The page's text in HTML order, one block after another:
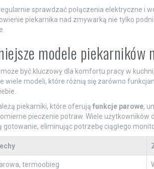
sprawdzać połączenia elektryczne i
piekarnika nad zmywarką nie tylko
modele piekarników
być kluczowy dla komfortu pracy w
wiele modeli, które różnią się zarówno
piekarniki, które oferują funkcje parowe,
pieczenie potraw. Wiele użytkowników
gotowanie, eliminując potrzebę ciągłego
termoobieg